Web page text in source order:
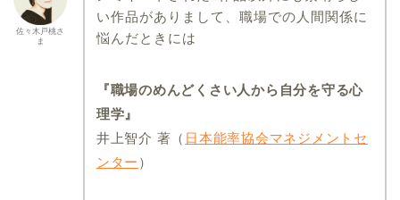
佐々木戸桃さ
ま
い作品がありまして、職場での人間関係に
悩んだときには
『職場のめんどくさい人から自分を守る心
理学』
井上智介 著（ 日本能率協会マネジメントセ
ンター ）